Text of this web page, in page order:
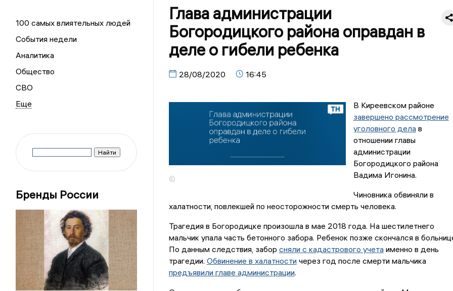
100 самых влиятельных людей
События недели
Аналитика
Общество
СВО
Бренды России
Глава администрации
Богородицкого района оправдан в
деле о гибели ребенка
28/08/2020 16:45
©
В Киреевском районе
завершено рассмотрение
уголовного делав
отношении главы
администрации
Богородицкого района
Вадима Игонина.
Чиновника обвиняли в
халатности, повлекшей по неосторожности смерть человека.
Трагедия в Богородицке произошла в мае 2018 года. На шестилетнего
мальчик упала часть бетонного забора. Ребенок позже скончался в
По данным следствия, забор сняли с кадастрового учетаименно в день
трагедии. Обвинение в халатностичерез год после смерти мальчика
предъявили главе администрации.